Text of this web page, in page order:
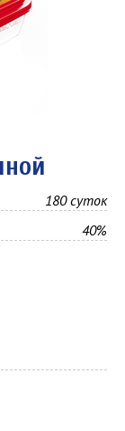
180 суток
40%